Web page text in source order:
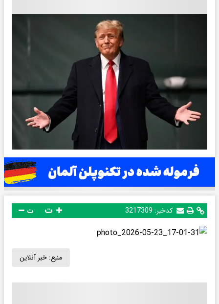
کدخبر: 3217309 ت
منبع: خبر آنلاین